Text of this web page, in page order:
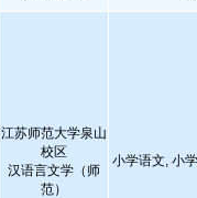
江苏师范大学泉山
校区
汉语言文学（师
范）
小学语文, 小